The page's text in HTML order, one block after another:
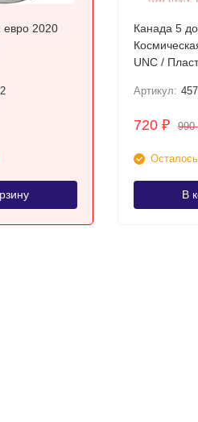
евро 2020
Канада 5
UNC /
Артикул:
720₽ 990
В